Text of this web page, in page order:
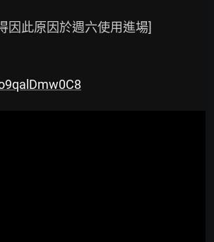
因此原因於週六使用進場]